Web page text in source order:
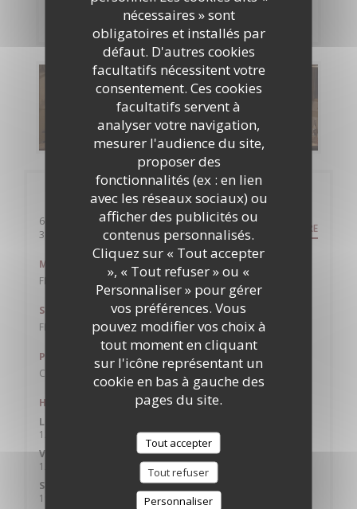
nécessaires » sont
obligatoires et installés par
défaut. D'autres cookies
facultatifs nécessitent votre
consentement. Ces cookies
facultatifs servent à
analyser votre navigation,
mesurer l'audience du site,
proposer des
fonctionnalités (ex : en lien
avec les réseaux sociaux) ou
afficher des publicités ou
contenus personnalisés.
Cliquez sur « Tout accepter
», « Tout refuser » ou «
Personnaliser » pour gérer
vos préférences. Vous
pouvez modifier vos choix à
tout moment en cliquant
sur l'icône représentant un
cookie en bas à gauche des
pages du site.
Tout accepter
Tout refuser
Personnaliser
RÉSERVER
Cartes & Menus
DÉCOUVRIR NOTRE CARTE
Infos pratiques
6 rue de l'etoile
31000 toulouse((ouvre une nouvelle fenêtre)) ITINÉRAIRE
Métro
FRANCOIS VERDIER
Station de vélos
FRANCOIS VERDIER
Parking
CARNOT 100M
Horaires
Lun
12h00 - 13h45
19h30 - 22h00
Vendredi
12h00 - 13h45
19h30 - 22h30
Samedi
19h30 - 22h30